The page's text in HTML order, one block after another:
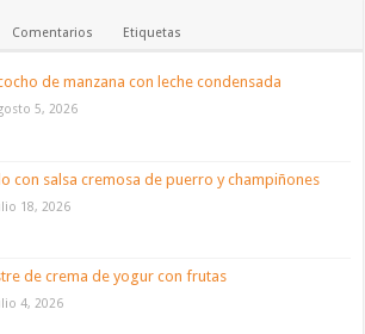
Comentarios Etiquetas
de manzana con leche condensada
5, 2026
con salsa cremosa de puerro y champiñones
18, 2026
de crema de yogur con frutas
4, 2026